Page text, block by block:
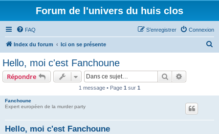
Forum de l'univers du huis clos
FAQ Connexion
S’enregistrer
Index du forum Ici on se présente
Hello, moi c'est Fanchoune
Répondre Rechercher
1 message • Page 1 sur 1
Fanchoune
Expert européen de la murder party
Hello, moi c'est Fanchoune